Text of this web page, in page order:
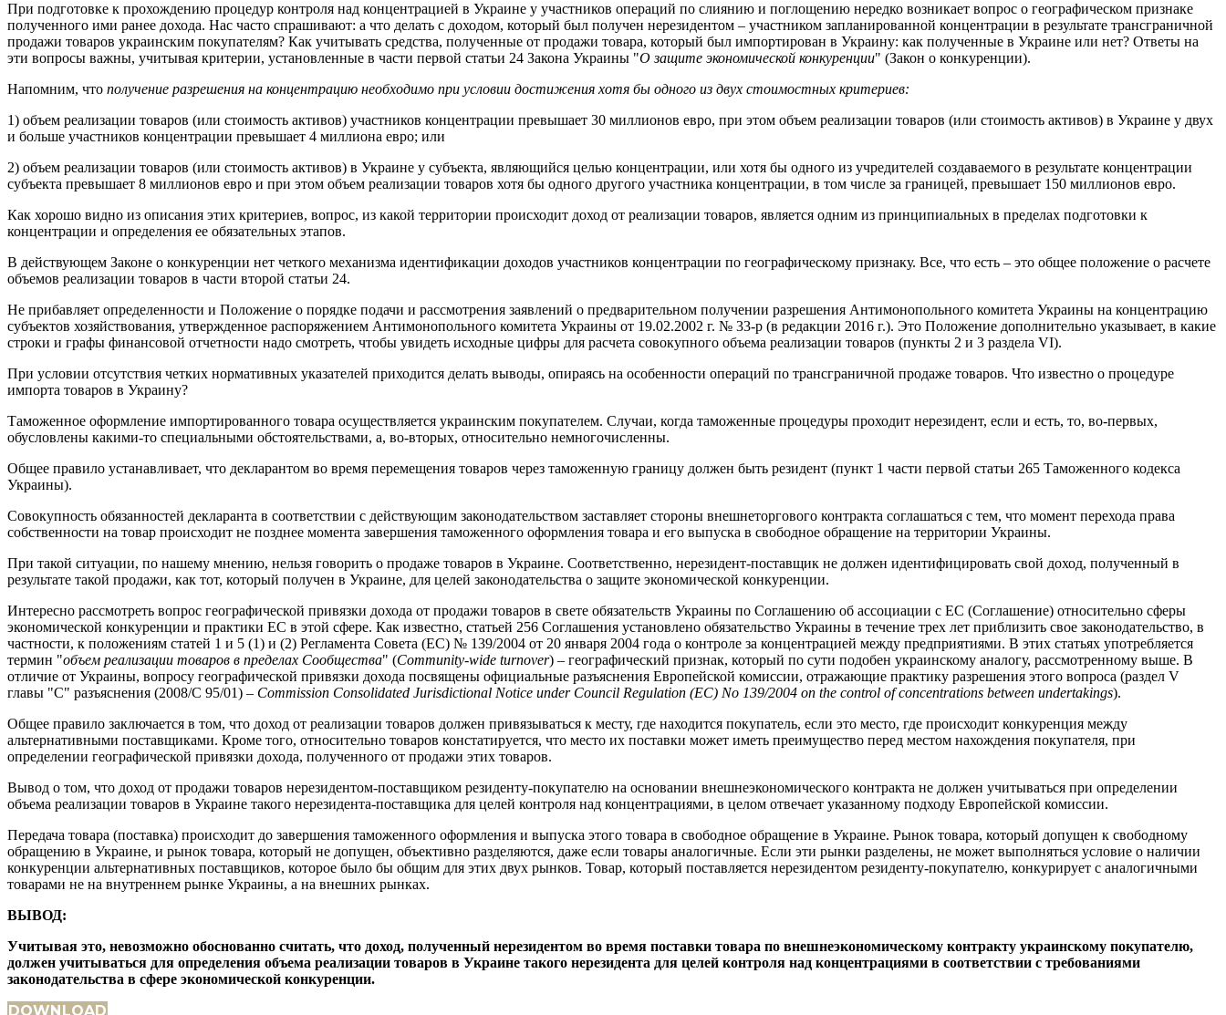
При подготовке к прохождению процедур контроля над концентрацией в Украине у участников операций по слиянию и поглощению нередко возникает вопрос о географическом признаке
полученного ими ранее дохода. Нас часто спрашивают: а что делать с доходом, который был получен нерезидентом – участником запланированной концентрации в результате трансграничной
продажи товаров украинским покупателям? Как учитывать средства, полученные от продажи товара, который был импортирован в Украину: как полученные в Украине или нет? Ответы на
эти вопросы важны, учитывая критерии, установленные в части первой статьи 24 Закона Украины "О защите экономической конкуренции" (Закон о конкуренции).
Напомним, что получение разрешения на концентрацию необходимо при условии достижения хотя бы одного из двух стоимостных критериев:
1) объем реализации товаров (или стоимость активов) участников концентрации превышает 30 миллионов евро, при этом объем реализации товаров (или стоимость активов) в Украине у двух
и больше участников концентрации превышает 4 миллиона евро; или
2) объем реализации товаров (или стоимость активов) в Украине у субъекта, являющийся целью концентрации, или хотя бы одного из учредителей создаваемого в результате концентрации
субъекта превышает 8 миллионов евро и при этом объем реализации товаров хотя бы одного другого участника концентрации, в том числе за границей, превышает 150 миллионов евро.
Как хорошо видно из описания этих критериев, вопрос, из какой территории происходит доход от реализации товаров, является одним из принципиальных в пределах подготовки к
концентрации и определения ее обязательных этапов.
В действующем Законе о конкуренции нет четкого механизма идентификации доходов участников концентрации по географическому признаку. Все, что есть – это общее положение о расчете
объемов реализации товаров в части второй статьи 24.
Не прибавляет определенности и Положение о порядке подачи и рассмотрения заявлений о предварительном получении разрешения Антимонопольного комитета Украины на концентрацию
субъектов хозяйствования, утвержденное распоряжением Антимонопольного комитета Украины от 19.02.2002 г. № 33-р (в редакции 2016 г.). Это Положение дополнительно указывает, в какие
строки и графы финансовой отчетности надо смотреть, чтобы увидеть исходные цифры для расчета совокупного объема реализации товаров (пункты 2 и 3 раздела VI).
При условии отсутствия четких нормативных указателей приходится делать выводы, опираясь на особенности операций по трансграничной продаже товаров. Что известно о процедуре
импорта товаров в Украину?
Таможенное оформление импортированного товара осуществляется украинским покупателем. Случаи, когда таможенные процедуры проходит нерезидент, если и есть, то, во-первых,
обусловлены какими-то специальными обстоятельствами, а, во-вторых, относительно немногочисленны.
Общее правило устанавливает, что декларантом во время перемещения товаров через таможенную границу должен быть резидент (пункт 1 части первой статьи 265 Таможенного кодекса
Украины).
Совокупность обязанностей декларанта в соответствии с действующим законодательством заставляет стороны внешнеторгового контракта соглашаться с тем, что момент перехода права
собственности на товар происходит не позднее момента завершения таможенного оформления товара и его выпуска в свободное обращение на территории Украины.
При такой ситуации, по нашему мнению, нельзя говорить о продаже товаров в Украине. Соответственно, нерезидент-поставщик не должен идентифицировать свой доход, полученный в
результате такой продажи, как тот, который получен в Украине, для целей законодательства о защите экономической конкуренции.
Интересно рассмотреть вопрос географической привязки дохода от продажи товаров в свете обязательств Украины по Соглашению об ассоциации с ЕС (Соглашение) относительно сферы
экономической конкуренции и практики ЕС в этой сфере. Как известно, статьей 256 Соглашения установлено обязательство Украины в течение трех лет приблизить свое законодательство, в
частности, к положениям статей 1 и 5 (1) и (2) Регламента Совета (ЕС) № 139/2004 от 20 января 2004 года о контроле за концентрацией между предприятиями. В этих статьях употребляется
термин "объем реализации товаров в пределах Сообщества" (Community-wide turnover) – географический признак, который по сути подобен украинскому аналогу, рассмотренному выше. В
отличие от Украины, вопросу географической привязки дохода посвящены официальные разъяснения Европейской комиссии, отражающие практику разрешения этого вопроса (раздел V
главы "С" разъяснения (2008/C 95/01) – Commission Consolidated Jurisdictional Notice under Council Regulation (EC) No 139/2004 on the control of concentrations between undertakings).
Общее правило заключается в том, что доход от реализации товаров должен привязываться к месту, где находится покупатель, если это место, где происходит конкуренция между
альтернативными поставщиками. Кроме того, относительно товаров констатируется, что место их поставки может иметь преимущество перед местом нахождения покупателя, при
определении географической привязки дохода, полученного от продажи этих товаров.
Вывод о том, что доход от продажи товаров нерезидентом-поставщиком резиденту-покупателю на основании внешнеэкономического контракта не должен учитываться при определении
объема реализации товаров в Украине такого нерезидента-поставщика для целей контроля над концентрациями, в целом отвечает указанному подходу Европейской комиссии.
Передача товара (поставка) происходит до завершения таможенного оформления и выпуска этого товара в свободное обращение в Украине. Рынок товара, который допущен к свободному
обращению в Украине, и рынок товара, который не допущен, объективно разделяются, даже если товары аналогичные. Если эти рынки разделены, не может выполняться условие о наличии
конкуренции альтернативных поставщиков, которое было бы общим для этих двух рынков. Товар, который поставляется нерезидентом резиденту-покупателю, конкурирует с аналогичными
товарами не на внутреннем рынке Украины, а на внешних рынках.
ВЫВОД:
Учитывая это, невозможно обоснованно считать, что доход, полученный нерезидентом во время поставки товара по внешнеэкономическому контракту украинскому покупателю,
должен учитываться для определения объема реализации товаров в Украине такого нерезидента для целей контроля над концентрациями в соответствии с требованиями
законодательства в сфере экономической конкуренции.
DOWNLOAD